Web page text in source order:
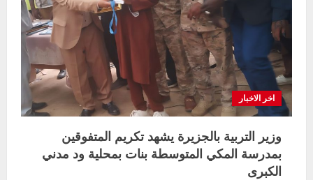
اخر الاخبار
وزير التربية بالجزيرة يشهد تكريم المتفوقين
بمدرسة المكي المتوسطة بنات بمحلية ود مدني
الكبرى